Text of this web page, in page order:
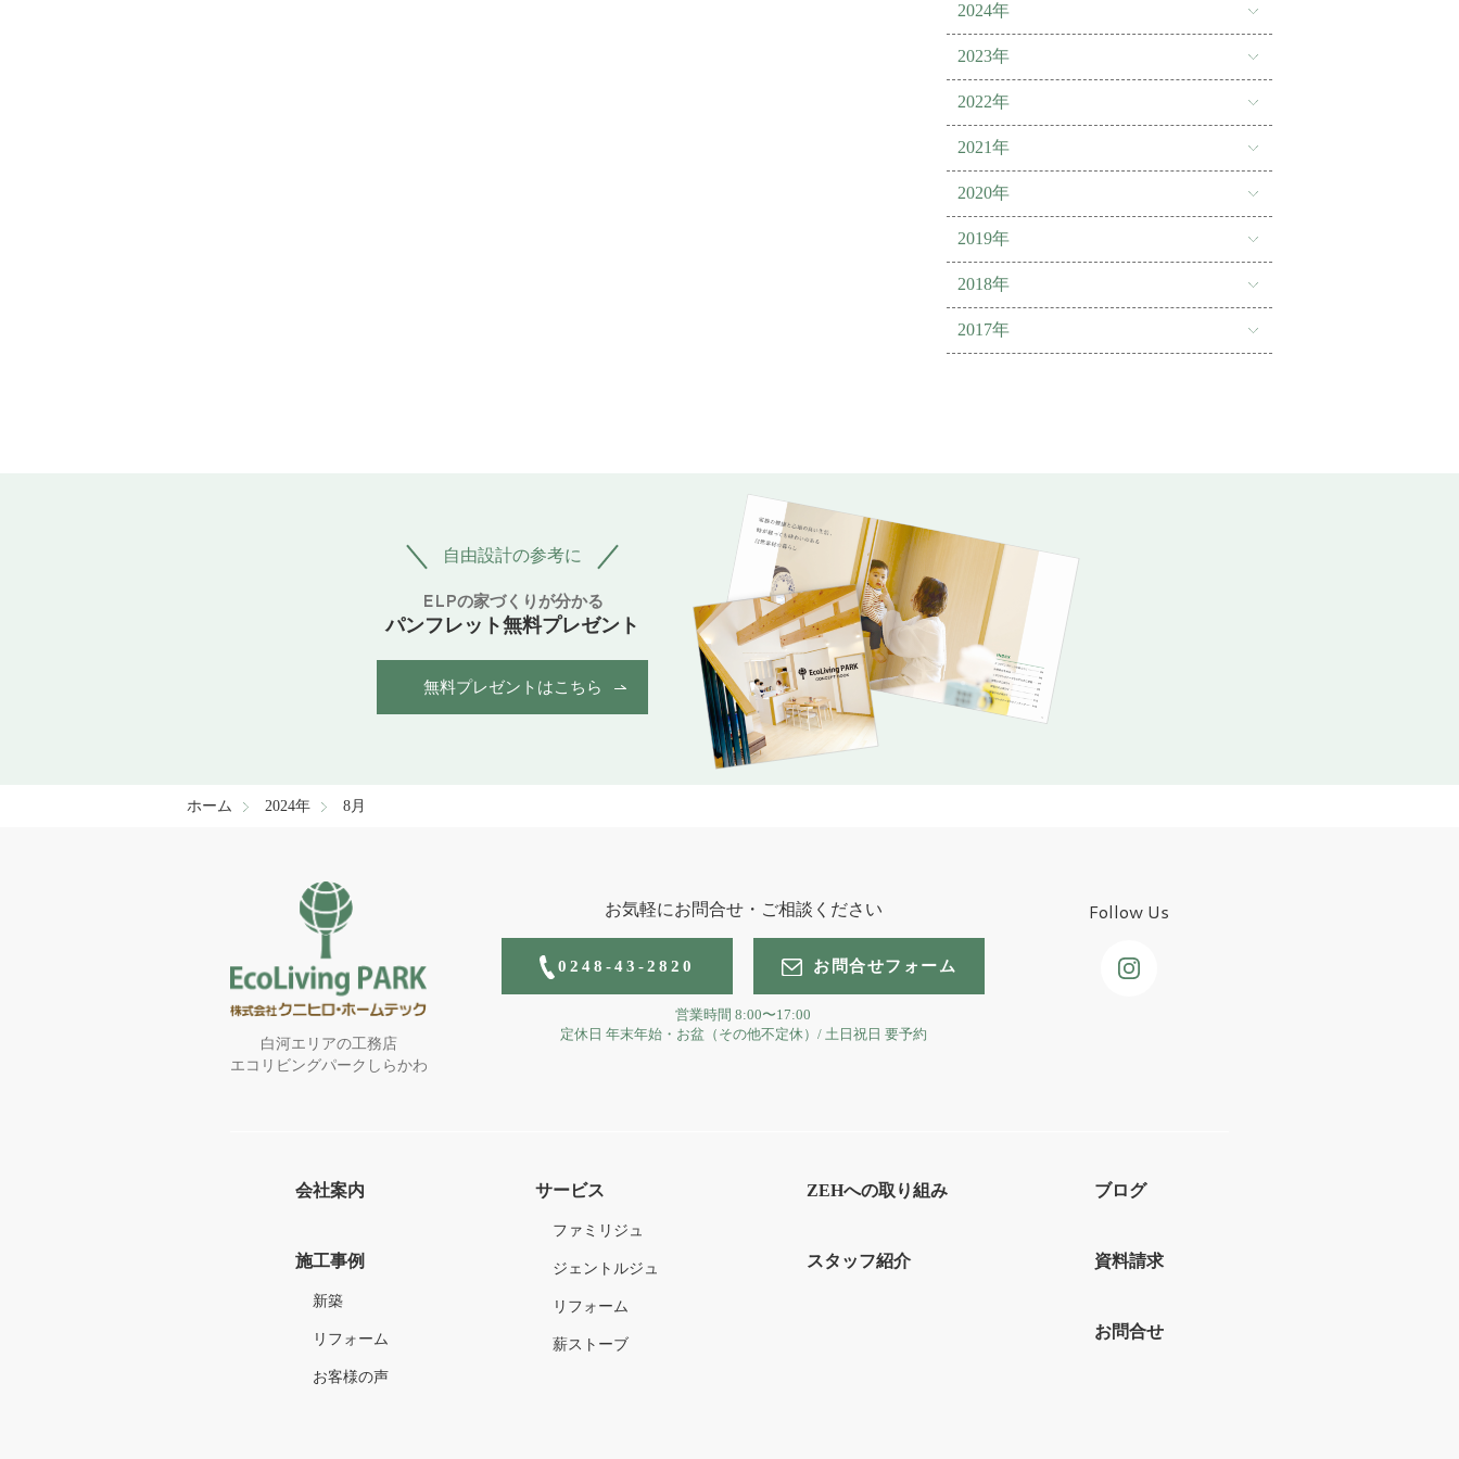
2024年
2023年
2022年
2021年
2020年
2019年
2018年
2017年
自由設計の参考に
ELPの家づくりが分かる
パンフレット無料プレゼント
無料プレゼントはこちら
ホーム 2024年 8月
白河エリアの工務店
エコリビングパークしらかわ
お気軽にお問合せ・ご相談ください
0248-43-2820 お問合せフォーム
営業時間 8:00〜17:00
定休日 年末年始・お盆（その他不定休） / 土日祝日 要予約
Follow Us
会社案内
施工事例
新築
リフォーム
お客様の声
サービス
ファミリジュ
ジェントルジュ
リフォーム
薪ストーブ
ZEHへの取り組み
スタッフ紹介
ブログ
資料請求
お問合せ